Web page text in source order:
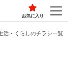
お気に入り
活・くらしのチラシ一覧